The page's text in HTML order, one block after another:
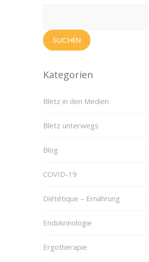
Kategorien
Blëtz in den Medien
Blëtz unterwegs
Blog
COVID-19
Diététique – Ernährung
Endokrinologie
Ergotherapie